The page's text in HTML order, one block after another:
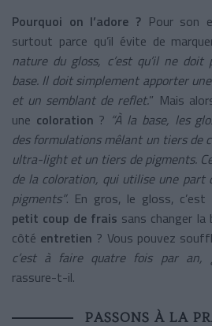
Pourquoi on l’adore ?Pour son
surtout parce qu’il évite de
nature du gloss, c’est qu’il ne
base. Il doit simplement apporter
et un semblant de reflet.” Mais
une coloration ? “À la base, les
des formulations mêlant un tiers de
ultra-light et un tiers de pigments.
de la coloration, qui utilise une part
pigments”. En gros, le gloss, c’est
petit coup de frais sans changer la
côté entretien ? Vous pouvez
c’est à faire quatre fois par an,
rassure-t-il.
PASSONS À LA